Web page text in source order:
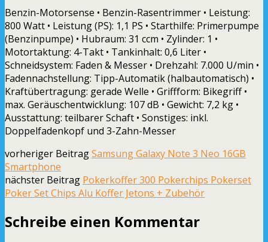
Benzin-Motorsense • Benzin-Rasentrimmer • Leistung:
800 Watt • Leistung (PS): 1,1 PS • Starthilfe: Primerpumpe
(Benzinpumpe) • Hubraum: 31 ccm • Zylinder: 1 •
Motortaktung: 4-Takt • Tankinhalt: 0,6 Liter •
Schneidsystem: Faden & Messer • Drehzahl: 7.000 U/min •
Fadennachstellung: Tipp-Automatik (halbautomatisch) •
Kraftübertragung: gerade Welle • Griffform: Bikegriff •
max. Geräuschentwicklung: 107 dB • Gewicht: 7,2 kg •
Ausstattung: teilbarer Schaft • Sonstiges: inkl.
Doppelfadenkopf und 3-Zahn-Messer
vorheriger BeitragSamsung Galaxy Note 3 Neo 16GB
Smartphone
nächster Beitrag Pokerkoffer 300 Pokerchips Pokerset
Poker Set Chips Alu Koffer Jetons + Zubehör
Schreibe einen Kommentar